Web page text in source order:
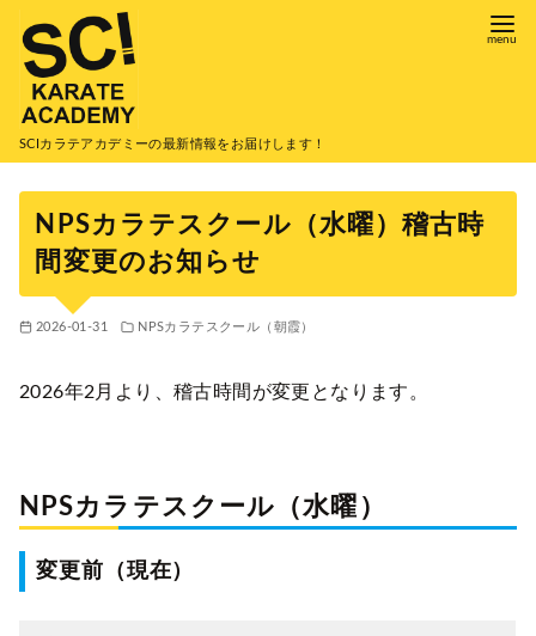
SCIカラテアカデミーの最新情報をお届けします！
NPSカラテスクール（水曜）稽古時
間変更のお知らせ
2026-01-31 NPSカラテスクール（朝霞）
2026年2月より、稽古時間が変更となります。
NPSカラテスクール（水曜）
変更前（現在）